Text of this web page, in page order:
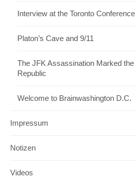
Interview at the Toronto Conference
Platon’s Cave and 9/11
The JFK Assassination Marked
Republic
Welcome to Brainwashington D.C.
Impressum
Notizen
Videos